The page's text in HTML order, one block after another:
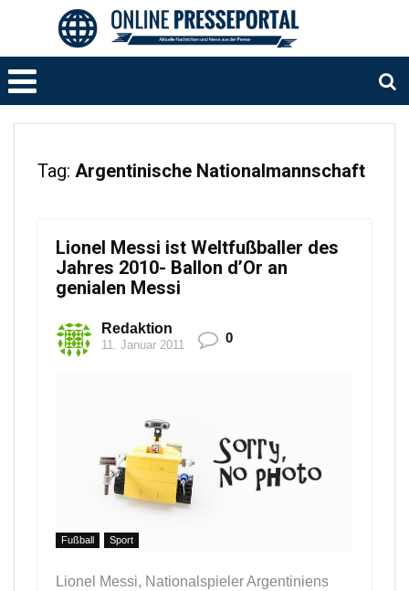
Tag: Argentinische Nationalmannschaft
Lionel Messi ist Weltfußballer des
Jahres 2010- Ballon d’Or an
genialen Messi
Redaktion
11. Januar 2011 0
Fußball Sport
Lionel Messi, Nationalspieler Argentiniens